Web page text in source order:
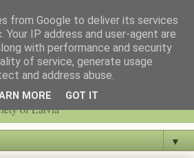
/ Общество азербайджанцев
of Latvia
▼
from Google to deliver its services
Your IP address and user-agent are
with performance and security
of service, generate usage
and address abuse.
MORE GOT IT